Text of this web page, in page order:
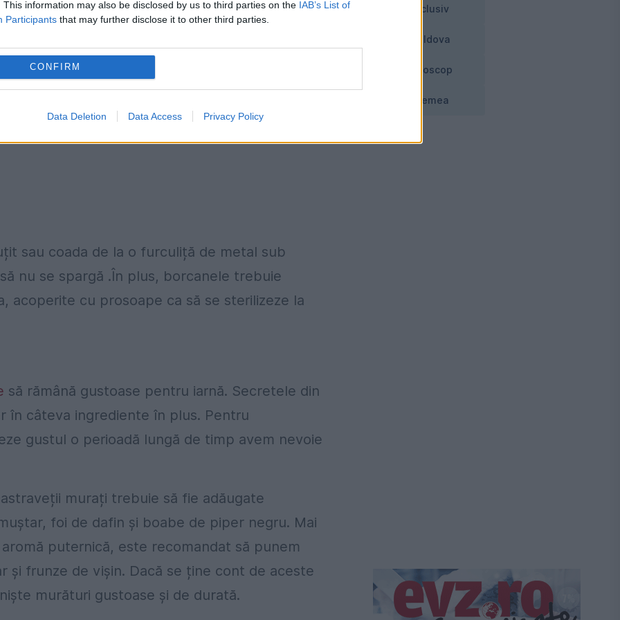
This information may also be disclosed by us to third parties on the IAB’s List of
Participants that may further disclose it to other third parties.
CONFIRM
Data Deletion Data Access Privacy Policy
zone bătute sau stricate, moi
sau coada de la o furculiță de metal sub
nu se spargă .În plus, borcanele trebuie
acoperite cu prosoape ca să se sterilizeze la
să rămână gustoase pentru iarnă. Secretele din
în câteva ingrediente în plus. Pentru
gustul o perioadă lungă de timp avem nevoie
murați trebuie să fie adăugate
foi de dafin și boabe de piper negru. Mai
puternică, este recomandat să punem
și frunze de vișin. Dacă se ține cont de aceste
murături gustoase și de durată.
Exclusiv
Moldova
Horoscop
Vremea